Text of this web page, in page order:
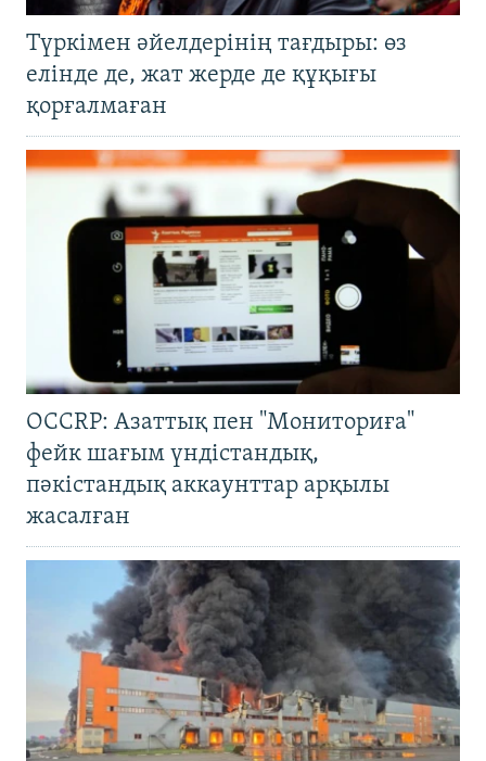
Түркімен әйелдерінің тағдыры: өз
елінде де, жат жерде де құқығы
қорғалмаған
OCCRP: Азаттық пен "Мониториға"
фейк шағым үндістандық,
пәкістандық аккаунттар арқылы
жасалған